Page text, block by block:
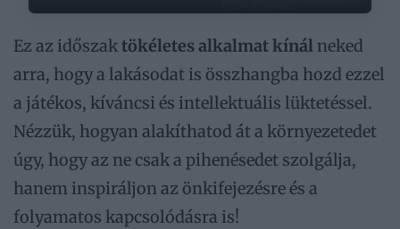
Ez az időszaktökéletes alkalmat kínál neked
arra, hogy a lakásodat is összhangba hozd ezzel
a játékos, kíváncsi és intellektuális lüktetéssel.
Nézzük, hogyan alakíthatod át a környezetedet
úgy, hogy az ne csak a pihenésedet szolgálja,
hanem inspiráljon az önkifejezésre és a
folyamatos kapcsolódásra is!